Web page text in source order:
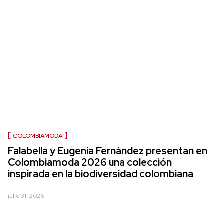
COLOMBIAMODA
Falabella y Eugenia Fernández presentan en
Colombiamoda 2026 una colección
inspirada en la biodiversidad colombiana
julio 31, 2026